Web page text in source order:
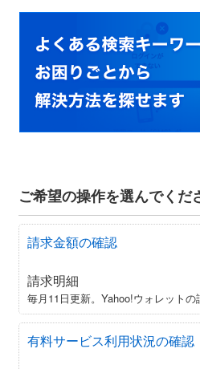
ご希望の操作を選んでくだ
請求金額の確認
請求明細
毎月11日更新。Yahoo!ウォレットの
有料サービス利用状況の確認